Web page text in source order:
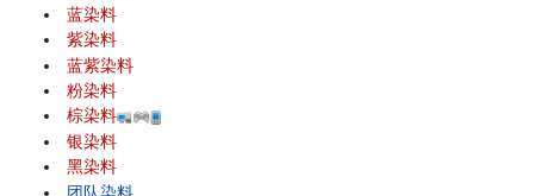
蓝染料
紫染料
蓝紫染料
粉染料
棕染料
银染料
黑染料
团队染料